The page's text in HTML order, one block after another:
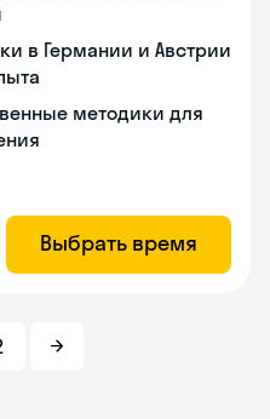
в Германии и Австрии
методики для
Выбрать время